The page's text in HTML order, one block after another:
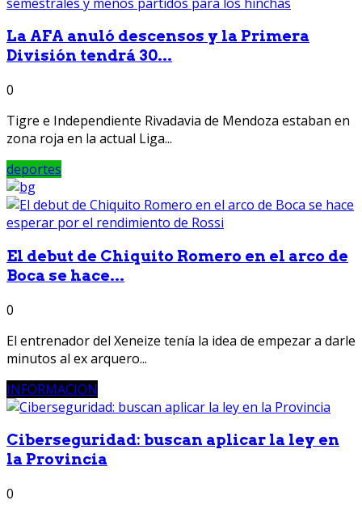
La AFA anuló descensos y la Primera
División tendrá 30...
0
Tigre e Independiente Rivadavia de Mendoza estaban en
zona roja en la actual Liga...
deportes
El debut de Chiquito Romero en el arco de
Boca se hace...
0
El entrenador del Xeneize tenía la idea de empezar a darle
minutos al ex arquero...
INFORMACION
Ciberseguridad: buscan aplicar la ley en
la Provincia
0